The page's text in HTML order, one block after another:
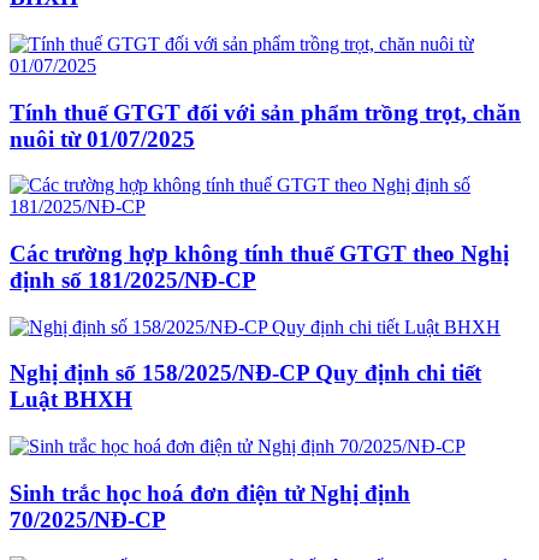
Tính thuế GTGT đối với sản phẩm trồng trọt, chăn
nuôi từ 01/07/2025
Các trường hợp không tính thuế GTGT theo Nghị
định số 181/2025/NĐ-CP
Nghị định số 158/2025/NĐ-CP Quy định chi tiết
Luật BHXH
Sinh trắc học hoá đơn điện tử Nghị định
70/2025/NĐ-CP